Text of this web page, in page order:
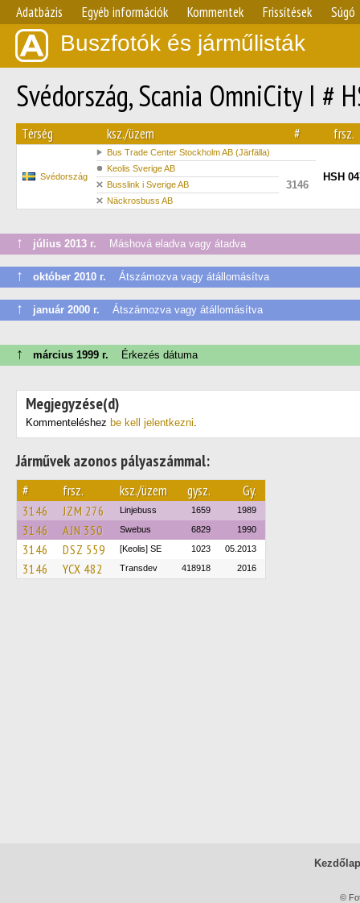
Adatbázis Egyéb információk Kommentek Frissítések Súgó
Buszfotók és járműlisták
Svédország, Scania OmniCity I #
Térség ksz./üzem # frsz.
Svédország
Bus Trade Center Stockholm AB (Järfälla)
HSH
Keolis Sverige AB
3146
Busslink i Sverige AB
Näckrosbuss AB
↑ július 2013 г. Máshová eladva vagy átadva
↑ október 2010 г. Átszámozva vagy átállomásítva
↑ január 2000 г. Átszámozva vagy átállomásítva
↑ március 1999 г. Érkezés dátuma
Megjegyzése(d)
Kommenteléshez be kell jelentkezni.
Járművek azonos pályaszámmal:
# frsz. ksz./üzem gysz. Gy.
3146 JZM 276 Linjebuss 1659 1989
3146 AJN 350 Swebus 6829 1990
3146 DSZ 559 [Keolis] SE 1023 05.2013
3146 YCX 482 Transdev 418918 2016
Kezdőlap
©